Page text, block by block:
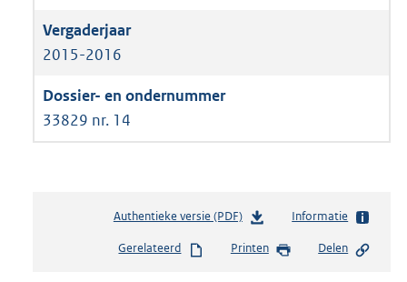
2015-2016
33829 nr. 14
Authentieke versie (PDF)b
s
Informatie
Gerelateerd Printen Delen